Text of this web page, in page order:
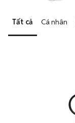
Tất cả Cá nhân